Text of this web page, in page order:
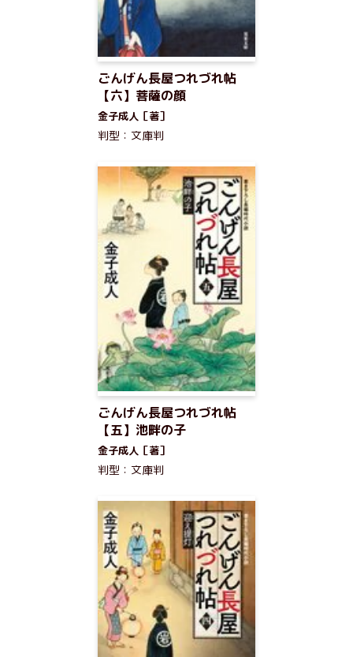
ごんげん長屋つれづれ帖
【六】菩薩の顔
金子成人［著］
判型：文庫判
ごんげん長屋つれづれ帖
【五】池畔の子
金子成人［著］
判型：文庫判